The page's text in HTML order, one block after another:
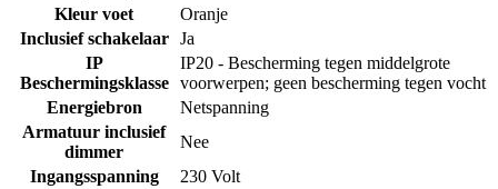
Kleur voet
Oranje
Inclusief schakelaar
Ja
IP
Beschermingsklasse
IP20 - Bescherming tegen middelgrote
voorwerpen; geen bescherming tegen vocht
Energiebron
Netspanning
Armatuur inclusief
dimmer
Nee
Ingangsspanning
230 Volt